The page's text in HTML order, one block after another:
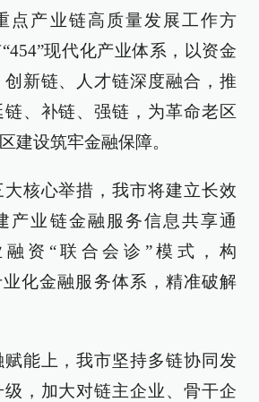
点产业链高质量发展工作方
现代化产业体系，以资金
新链、人才链深度融合，推
、补链、强链，为革命老区
建设筑牢金融保障。
大核心举措，我市将建立长效
产业链金融服务信息共享通
资“联合会诊”模式，构
业化金融服务体系，精准破解
能上，我市坚持多链协同发
，加大对链主企业、骨干企